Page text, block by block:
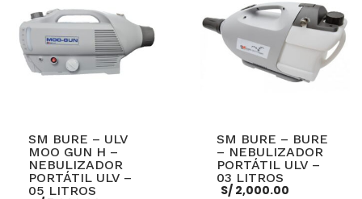
SM BURE – ULV
MOO GUN H –
NEBULIZADOR
PORTÁTIL ULV –
05 LITROS
SM BURE – BURE
– NEBULIZADOR
PORTÁTIL ULV –
03 LITROS
S/2,000.00